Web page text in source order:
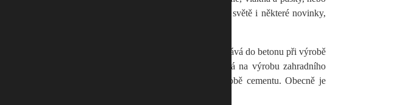
technologiemi na zpracování PET láhví se objevují ve světě i některé novinky,
granulátu pro výrobu fólií. Pěnový polystyren se přidává do betonu při výrobě
zpracovatelů, většinou se však zbylá směs používá na výrobu zahradního
alternativního paliva pro cementárny, kde slouží k výrobě cementu. Obecně je
správné zásady třídění.